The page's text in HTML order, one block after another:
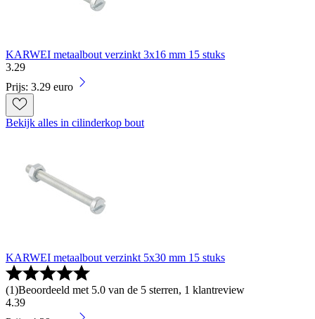
KARWEI metaalbout verzinkt 3x16 mm 15 stuks
3.29
Prijs: 3.29 euro
Bekijk alles in cilinderkop bout
KARWEI metaalbout verzinkt 5x30 mm 15 stuks
(1)Beoordeeld met 5.0 van de 5 sterren, 1 klantreview
4.39